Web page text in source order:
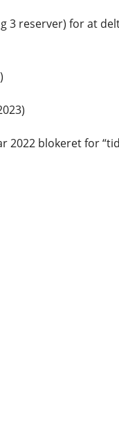
3 reserver) for at
2022 blokeret for